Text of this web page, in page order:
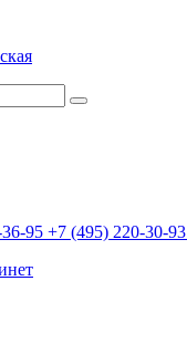
95 +7 (495) 220-30-93